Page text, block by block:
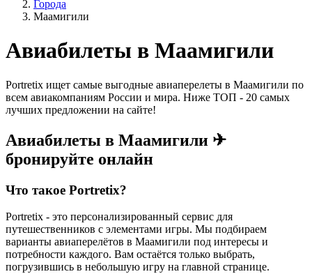
Города
Маамигили
Авиабилеты в Маамигили
Portretix ищет самые выгодные авиаперелеты в Маамигили по
всем авиакомпаниям России и мира. Ниже ТОП - 20 самых
лучших предложении на сайте!
Авиабилеты в Маамигили ✈
бронируйте онлайн
Что такое Portretix?
Portretix - это персонализированный сервис для
путешественников с элементами игры. Мы подбираем
варианты авиаперелётов в Маамигили под интересы и
потребности каждого. Вам остаётся только выбрать,
погрузившись в небольшую игру на главной странице.